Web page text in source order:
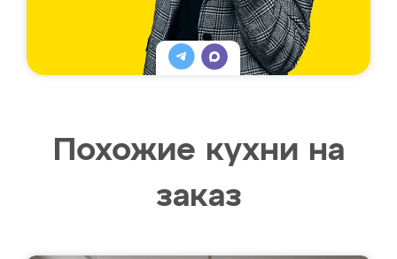
Похожие кухни на
заказ